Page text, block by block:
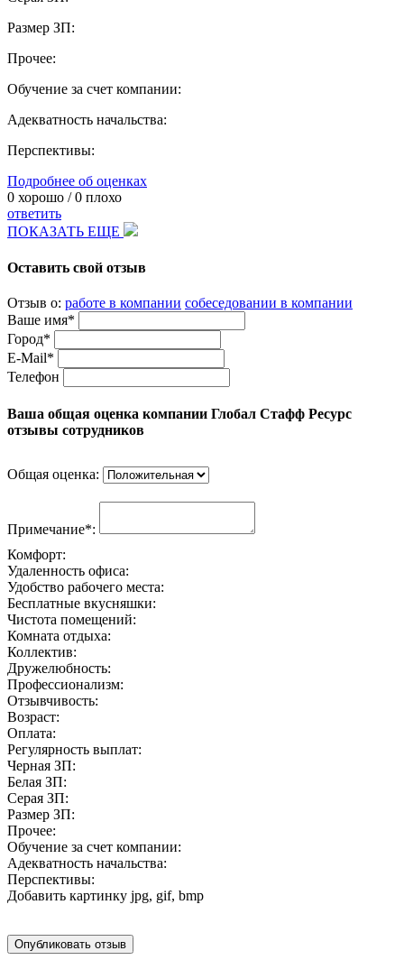
Размер ЗП:
Прочее:
Обучение за счет компании:
Адекватность начальства:
Перспективы:
Подробнее об оценках
0 хорошо /0 плохо
ответить
ПОКАЗАТЬ ЕЩЕ
Оставить свой отзыв
Отзыв о: работе в компании собеседовании в компании
Ваше имя*
Город*
E-Mail*
Телефон
Ваша общая оценка компании Глобал Стафф Ресурс
отзывы сотрудников
Общая оценка:
Примечание*:
Комфорт:
Удаленность офиса:
Удобство рабочего места:
Бесплатные вкусняшки:
Чистота помещений:
Комната отдыха:
Коллектив:
Дружелюбность:
Профессионализм:
Отзывчивость:
Возраст:
Оплата:
Регулярность выплат:
Черная ЗП:
Белая ЗП:
Серая ЗП:
Размер ЗП:
Прочее:
Обучение за счет компании:
Адекватность начальства:
Перспективы:
Добавить картинку jpg, gif, bmp